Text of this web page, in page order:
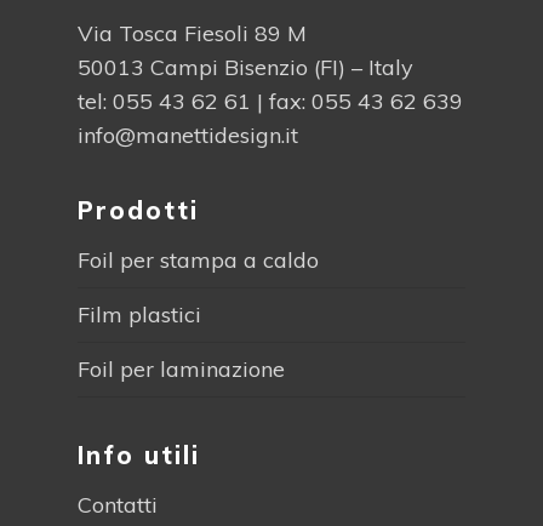
Via Tosca Fiesoli 89 M
50013 Campi Bisenzio (FI) – Italy
tel: 055 43 62 61 | fax: 055 43 62 639
info@manettidesign.it
Prodotti
Foil per stampa a caldo
Film plastici
Foil per laminazione
Info utili
Contatti